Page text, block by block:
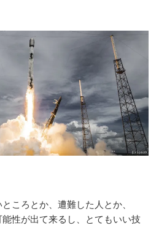
ころとか、遭難した人とか、
性が出て来るし、とてもいい技